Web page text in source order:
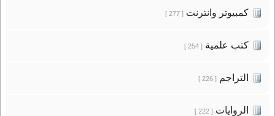
كمبيوتر وانترنت[ 277 ]
كتب علمية[ 254 ]
التراجم[ 226 ]
الروايات[ 222 ]